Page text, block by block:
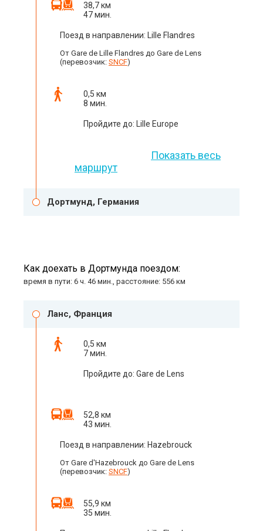
38,7 км
47 мин.
Поезд в направлении: Lille Flandres
От Gare de Lille Flandres до Gare de Lens
(перевозчик: SNCF)
0,5 км
8 мин.
Пройдите до: Lille Europe
Показать весь
маршрут
Дортмунд, Германия
Как доехать в Дортмунда поездом:
время в пути: 6 ч. 46 мин., расстояние: 556 км
Ланс, Франция
0,5 км
7 мин.
Пройдите до: Gare de Lens
52,8 км
43 мин.
Поезд в направлении: Hazebrouck
От Gare d'Hazebrouck до Gare de Lens
(перевозчик: SNCF)
55,9 км
35 мин.